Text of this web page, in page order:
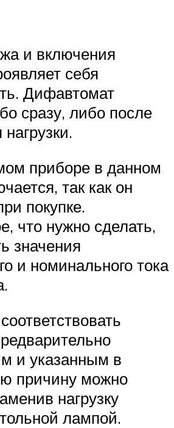
и включения
себя
Дифавтомат
сразу, либо после
приборе в данном
так как он
покупке.
что нужно сделать,
значения
и номинального тока
и указанным в
причину можно
нагрузку
лампой.